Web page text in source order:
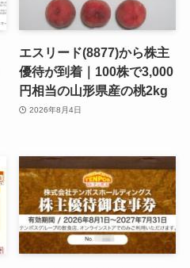
エスリード(8877)から株主
優待が到着｜100株で3,000
円相当の山形県産の桃2kg
2026年8月4日